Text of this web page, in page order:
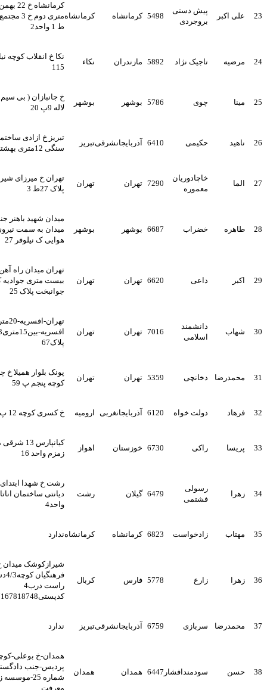
اکبر
پیش دستی
بروجردی
5498 کرمانشاه کرمانشاه
کرمانشاه خ 22 بهمن 30
متری دوم خ 3 مجتمع سرو
تاجیک نژاد 5892 مازندران نکاء
نکا خ انقلاب کوچه نیایش پ
115
بوشهر
خ جانبازان ( بی سیم ) کوچه
لاله 9پ 20
حکیمی 6410 آذربایجانشرقیتبریز
تبریز خ ازادی ساختمان
سنگی 12متری بهشتی پ75
خاچادوریان
معموره
7290 تهران
تهران خ میرزای شیرازی خ7
پلاک 27ط 3
خضراب 6687 بوشهر
میدان شهید باهنر جنوب
میدان به سمت نیروی
هوایی ک نیلوفر 27
تهران
تهران میدان راه آهن خ
بیست متری جوادیه کوچه
جوانبخت پلاک 25
دانشمند
اسلامی
7016 تهران
تهران-افسریه-20متری
افسریه-بین15متری3و4-
دخانچی 5359 تهران
پونک بلوار همیلا خ چهار باغ
کوچه پنجم پ 59
دولت خواه 6120 آذربایجانغربی ارومیه خ کسری کوچه 12 پ 84
راکی خوزستان اهواز
کیانپارس 13 شرقی مجتمع
زمزم واحد 16
فشتمی
6479 گیلان
رشت خ شهدا ابتدای خ
دیانتی ساختمان اناتاسی2
زادخواست 6823 کرمانشاه کرمانشاه ندارد
فارس
شیرازکوشک میدان خ
فرهنگیان کوچه4/3دست
راست درب4
کدپستی7167818748
سربازی 6759 آذربایجانشرقیتبریز ندارد
سودمندافشار6447 همدان
همدان-خ بوعلی-کوچه
پردیس-جنب دادگستری-
شماره 25-موسسه زبان